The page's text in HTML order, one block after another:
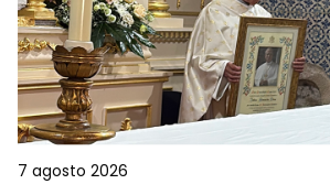
7 agosto 2026